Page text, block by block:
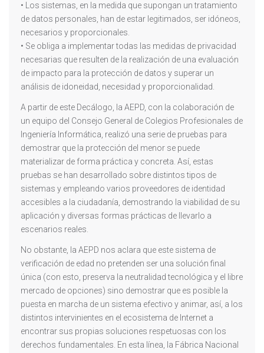
• Los sistemas, en la medida que supongan un tratamiento
de datos personales, han de estar legitimados, ser idóneos,
necesarios y proporcionales.
• Se obliga a implementar todas las medidas de privacidad
necesarias que resulten de la realización de una evaluación
de impacto para la protección de datos y superar un
análisis de idoneidad, necesidad y proporcionalidad.
A partir de este Decálogo, la AEPD, con la colaboración de
un equipo del Consejo General de Colegios Profesionales de
Ingeniería Informática, realizó una serie de pruebas para
demostrar que la protección del menor se puede
materializar de forma práctica y concreta. Así, estas
pruebas se han desarrollado sobre distintos tipos de
sistemas y empleando varios proveedores de identidad
accesibles a la ciudadanía, demostrando la viabilidad de su
aplicación y diversas formas prácticas de llevarlo a
escenarios reales.
No obstante, la AEPD nos aclara que este sistema de
verificación de edad no pretenden ser una solución final
única (con esto, preserva la neutralidad tecnológica y el libre
mercado de opciones) sino demostrar que es posible la
puesta en marcha de un sistema efectivo y animar, así, a los
distintos intervinientes en el ecosistema de Internet a
encontrar sus propias soluciones respetuosas con los
derechos fundamentales. En esta línea, la Fábrica Nacional